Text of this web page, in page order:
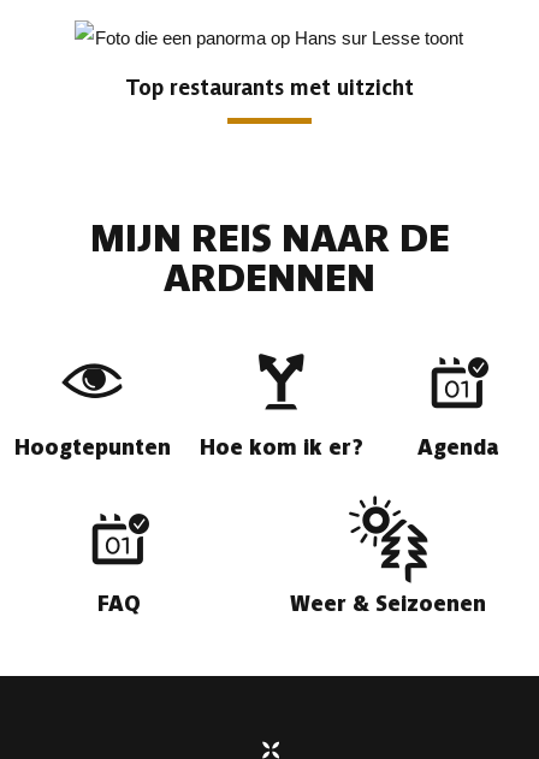
Top restaurants met uitzicht
MIJN REIS NAAR DE
ARDENNEN
Hoogtepunten Hoe kom ik er? Agenda
FAQ Weer & Seizoenen